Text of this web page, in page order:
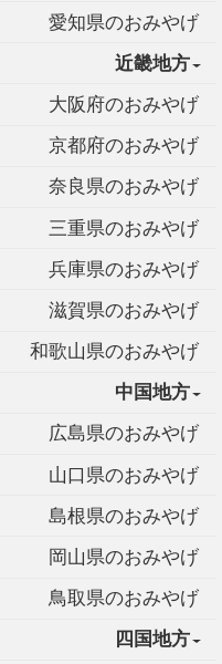
愛知県のおみやげ
近畿地方
大阪府のおみやげ
京都府のおみやげ
奈良県のおみやげ
三重県のおみやげ
兵庫県のおみやげ
滋賀県のおみやげ
和歌山県のおみやげ
中国地方
広島県のおみやげ
山口県のおみやげ
島根県のおみやげ
岡山県のおみやげ
鳥取県のおみやげ
四国地方